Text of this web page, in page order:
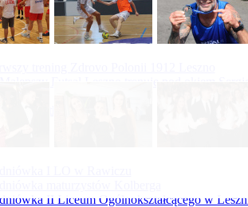
II Liceum Ogólnokształcącego w